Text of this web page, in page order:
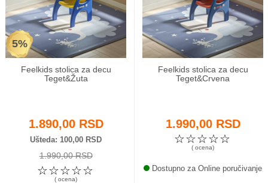
Odeća i obuća
Igračke za bebe i decu
AKCIJA
Call Centar
011 438 1 000
5%
Feelkids stolica za decu
Teget&Žuta
1.890,00 RSD
Ušteda 100,00 RSD
1.990,00 RSD
☆
☆
☆
☆
☆
( ocena)
Feelkids stolica za decu
Teget&Crvena
1.990,00 RSD
☆
☆
☆
☆
☆
( ocena)
Dostupno za Online poručivanje